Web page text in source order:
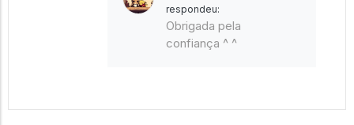
respondeu:
Obrigada pela
confiança ^ ^